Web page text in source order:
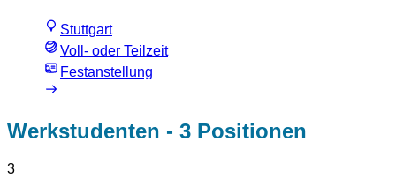
Stuttgart
Voll- oder Teilzeit
Festanstellung
Werkstudenten - 3 Positionen
3